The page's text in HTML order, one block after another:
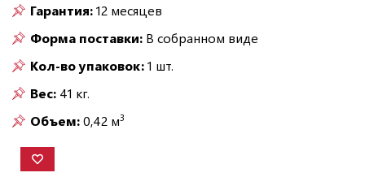
Гарантия:12 месяцев
Форма поставки: В собранном виде
Кол-во упаковок:1 шт.
Вес: 41 кг.
Объем:0,42 м3